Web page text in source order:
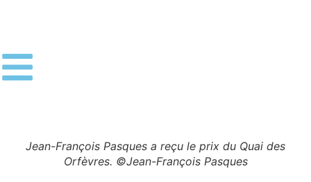
Jean-François Pasques a reçu le prix du Quai des
Orfèvres. ©Jean-François Pasques